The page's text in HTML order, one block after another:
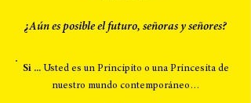
¿Aún es posible el futuro, señoras y señores?
Si ...Usted es un Principito o una Princesita de
nuestro mundo contemporáneo…